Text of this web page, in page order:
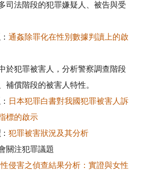
司法階段的犯罪嫌疑人、被告與受
： 通姦除罪化在性別數據判讀上的啟
於犯罪被害人，分析警察調查階段
補償階段的被害人特性。
：
日本犯罪白書對我國犯罪被害人訴
標的啟示
： 犯罪被害狀況及其分析
關注犯罪議題
性侵害之偵查結果分析：實證與女性